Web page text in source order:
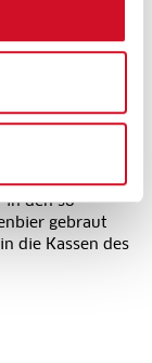
für lange Zeit
königliches
in den so
gebraut
die Kassen des